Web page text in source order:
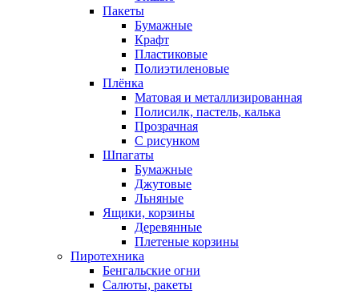
Пакеты
Бумажные
Крафт
Пластиковые
Полиэтиленовые
Плёнка
Матовая и металлизированная
Полисилк, пастель, калька
Прозрачная
С рисунком
Шпагаты
Бумажные
Джутовые
Льняные
Ящики, корзины
Деревянные
Плетеные корзины
Пиротехника
Бенгальские огни
Салюты, ракеты